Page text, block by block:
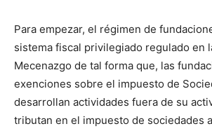
Para empezar, el régimen de
sistema fiscal privilegiado regulado en
Mecenazgo de tal forma que, las
exenciones sobre el impuesto de
desarrollan actividades fuera de su
tributan en el impuesto de sociedades